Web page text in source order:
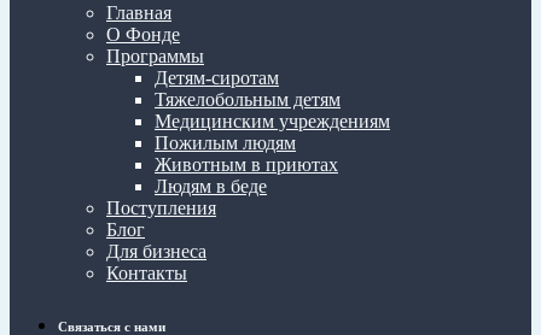
Главная
О Фонде
Программы
Детям-сиротам
Тяжелобольным детям
Медицинским учреждениям
Пожилым людям
Животным в приютах
Людям в беде
Поступления
Блог
Для бизнеса
Контакты
Связаться с нами